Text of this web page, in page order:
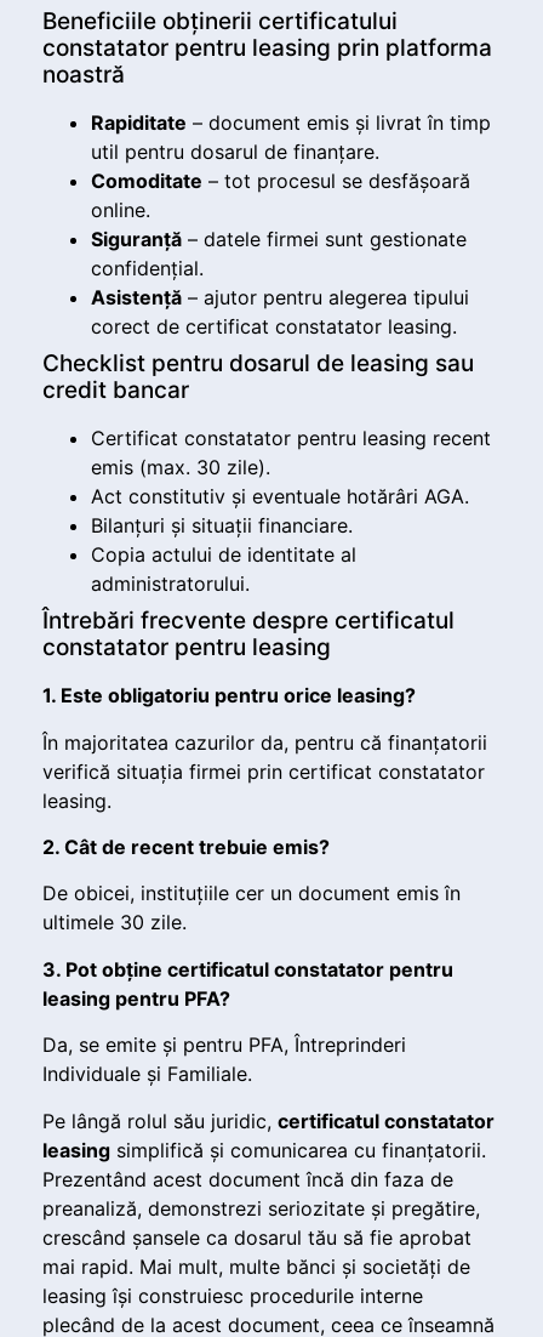
Beneficiile obținerii certificatului
constatator pentru leasing prin platforma
noastră
Rapiditate – document emis și livrat în timp
util pentru dosarul de finanțare.
Comoditate – tot procesul se desfășoară
online.
Siguranță – datele firmei sunt gestionate
confidențial.
Asistență – ajutor pentru alegerea tipului
corect de certificat constatator leasing.
Checklist pentru dosarul de leasing sau
credit bancar
Certificat constatator pentru leasing recent
emis (max. 30 zile).
Act constitutiv și eventuale hotărâri AGA.
Bilanțuri și situații financiare.
Copia actului de identitate al
administratorului.
Întrebări frecvente despre certificatul
constatator pentru leasing
1. Este obligatoriu pentru orice leasing?
În majoritatea cazurilor da, pentru că finanțatorii
verifică situația firmei prin certificat constatator
leasing.
2. Cât de recent trebuie emis?
De obicei, instituțiile cer un document emis în
ultimele 30 zile.
3. Pot obține certificatul constatator pentru
leasing pentru PFA?
Da, se emite și pentru PFA, Întreprinderi
Individuale și Familiale.
Pe lângă rolul său juridic, certificatul constatator
leasing simplifică și comunicarea cu finanțatorii.
Prezentând acest document încă din faza de
preanaliză, demonstrezi seriozitate și pregătire,
crescând șansele ca dosarul tău să fie aprobat
mai rapid. Mai mult, multe bănci și societăți de
leasing își construiesc procedurile interne
plecând de la acest document, ceea ce înseamnă